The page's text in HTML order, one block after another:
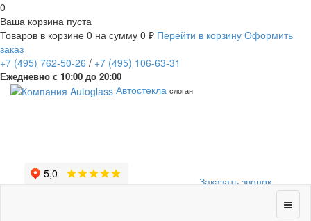
0
Ваша корзина пуста
Товаров в корзине 0 на сумму 0 ₽ Перейти в корзину Оформить
заказ
+7 (495) 762-50-26 / +7 (495) 106-63-31
Ежедневно с 10:00 до 20:00
Заказать звонок
Автостекла слоган